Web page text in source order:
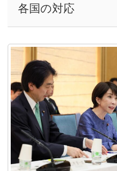
各国の対応